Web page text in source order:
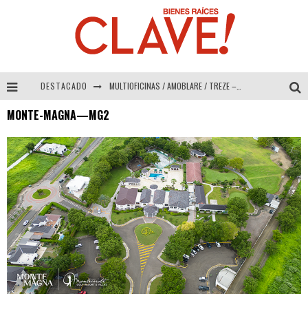
DESTACADO MULTIOFICINAS / AMOBLARE / TREZE – Especial Interiorismo & Decoración 2026
COLINEAL – Especial Interiorismo & Decoración 2026
ADRIANA HOYOS DESIGN STUDIO – Especial Interiorismo & Decoración 2026
MONTE-MAGNA—MG2